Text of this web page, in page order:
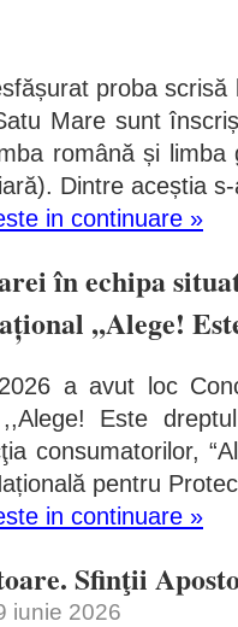
proba
Mare sunt
română și
Dintre aceștia
in continuare »
în echipa
,,Alege!
a avut loc
Este
consumatorilor,
pentru
in continuare »
Sfinţii
iunie 2026